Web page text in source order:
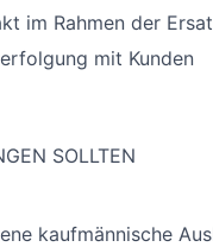
im Rahmen der
mit Kunden
SOLLTEN
kaufmännische